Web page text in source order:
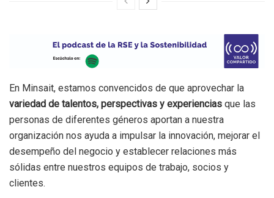
En Minsait, estamos convencidos de que aprovechar la
variedad de talentos, perspectivas y experiencias que las
personas de diferentes géneros aportan a nuestra
organización nos ayuda a impulsar la innovación, mejorar el
desempeño del negocio y establecer relaciones más
sólidas entre nuestros equipos de trabajo, socios y
clientes.